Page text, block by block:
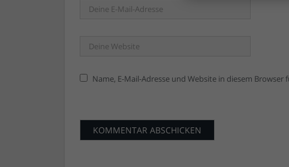
Name, E-Mail-Adresse und Website in diesem